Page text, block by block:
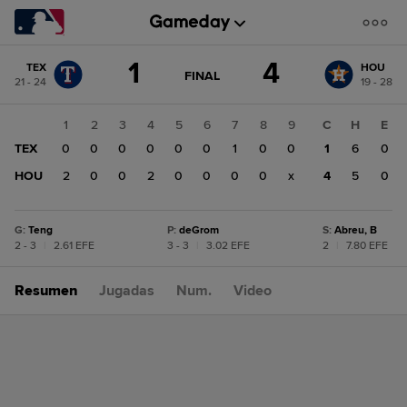
puntuación:
TEX
21 - 24
1 JUEGO
ACTUALIZADO:
FINAL 4
HOU
19 - 28
1 2 3 4 5 6 7 8
9
TEX
0 0 0 0 0 0 1 0
0
HOU
2 0 0 2 0 0 0 0 x
C H
E
1
6
0
4
5 0
G: Teng
2 - 3
2.61 EFE
P: deGrom
3 - 3
3.02 EFE
S: Abreu, B
2
7.80 EFE
Resumen Jugadas Num. Video